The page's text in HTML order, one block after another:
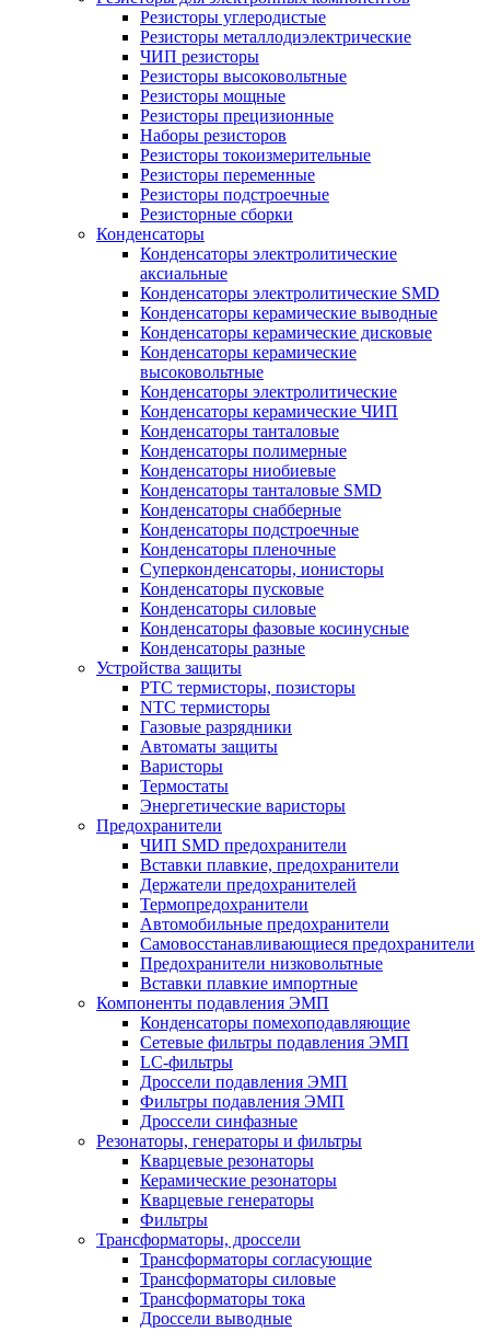
Резисторы углеродистые
Резисторы металлодиэлектрические
ЧИП резисторы
Резисторы высоковольтные
Резисторы мощные
Резисторы прецизионные
Наборы резисторов
Резисторы токоизмерительные
Резисторы переменные
Резисторы подстроечные
Резисторные сборки
Конденсаторы
Конденсаторы электролитические
аксиальные
Конденсаторы электролитические SMD
Конденсаторы керамические выводные
Конденсаторы керамические дисковые
Конденсаторы керамические
высоковольтные
Конденсаторы электролитические
Конденсаторы керамические ЧИП
Конденсаторы танталовые
Конденсаторы полимерные
Конденсаторы ниобиевые
Конденсаторы танталовые SMD
Конденсаторы снабберные
Конденсаторы подстроечные
Конденсаторы пленочные
Суперконденсаторы, ионисторы
Конденсаторы пусковые
Конденсаторы силовые
Конденсаторы фазовые косинусные
Конденсаторы разные
Устройства защиты
PTC термисторы, позисторы
NTC термисторы
Газовые разрядники
Автоматы защиты
Варисторы
Термостаты
Энергетические варисторы
Предохранители
ЧИП SMD предохранители
Вставки плавкие, предохранители
Держатели предохранителей
Термопредохранители
Автомобильные предохранители
Самовосстанавливающиеся предохранители
Предохранители низковольтные
Вставки плавкие импортные
Компоненты подавления ЭМП
Конденсаторы помехоподавляющие
Сетевые фильтры подавления ЭМП
LC-фильтры
Дроссели подавления ЭМП
Фильтры подавления ЭМП
Дроссели синфазные
Резонаторы, генераторы и фильтры
Кварцевые резонаторы
Керамические резонаторы
Кварцевые генераторы
Фильтры
Трансформаторы, дроссели
Трансформаторы согласующие
Трансформаторы силовые
Трансформаторы тока
Дроссели выводные